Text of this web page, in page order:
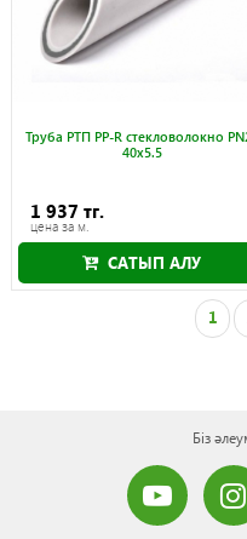
Труба РТП PP-R стекловолокно
40x5.5
1 937 тг.
цена за м.
САТЫП АЛУ
1
Біз